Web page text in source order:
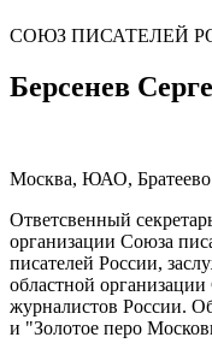
СОЮЗ ПИСАТЕЛЕЙ
Берсенев
Москва, ЮАО, Братеево
Ответсвенный
организации Союза
писателей России,
областной
журналистов России.
и "Золотое перо